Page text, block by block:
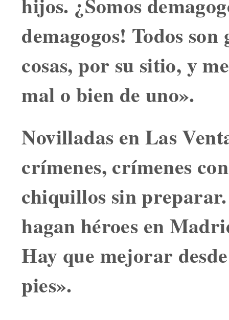
demagogos! Todos
cosas, por su sitio, y
mal o bien de uno».
Novilladas en Las
crímenes, crímenes
chiquillos sin
hagan héroes en
Hay que mejorar
pies».